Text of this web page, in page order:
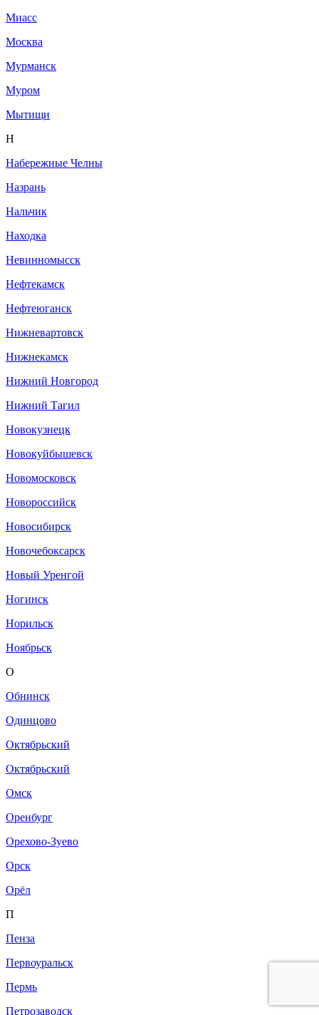
Миасс
Москва
Мурманск
Муром
Мытищи
Н
Набережные Челны
Назрань
Нальчик
Находка
Невинномысск
Нефтекамск
Нефтеюганск
Нижневартовск
Нижнекамск
Нижний Новгород
Нижний Тагил
Новокузнецк
Новокуйбышевск
Новомосковск
Новороссийск
Новосибирск
Новочебоксарск
Новый Уренгой
Ногинск
Норильск
Ноябрьск
О
Обнинск
Одинцово
Октябрьский
Октябрьский
Омск
Оренбург
Орехово-Зуево
Орск
Орёл
П
Пенза
Первоуральск
Пермь
Петрозаводск